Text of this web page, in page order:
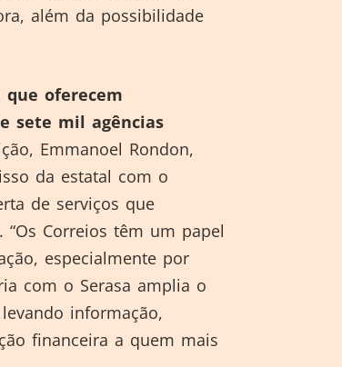
além da possibilidade
oferecem
sete mil agências
Emmanoel Rondon,
da estatal com o
de serviços que
Correios têm um papel
especialmente por
com o Serasa amplia o
informação,
financeira a quem mais